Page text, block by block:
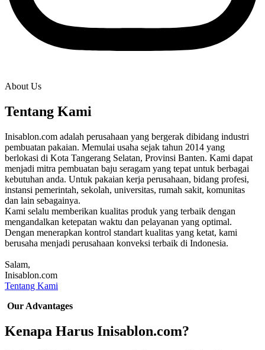
About Us
Tentang Kami
Inisablon.com adalah perusahaan yang bergerak dibidang industri
pembuatan pakaian. Memulai usaha sejak tahun 2014 yang
berlokasi di Kota Tangerang Selatan, Provinsi Banten. Kami dapat
menjadi mitra pembuatan baju seragam yang tepat untuk berbagai
kebutuhan anda. Untuk pakaian kerja perusahaan, bidang profesi,
instansi pemerintah, sekolah, universitas, rumah sakit, komunitas
dan lain sebagainya.
Kami selalu memberikan kualitas produk yang terbaik dengan
mengandalkan ketepatan waktu dan pelayanan yang optimal.
Dengan menerapkan kontrol standart kualitas yang ketat, kami
berusaha menjadi perusahaan konveksi terbaik di Indonesia.
Salam,
Inisablon.com
Tentang Kami
Our Advantages
Kenapa Harus Inisablon.com?